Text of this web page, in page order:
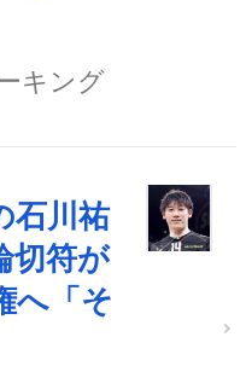
キング
石川祐
符が
へ「そ